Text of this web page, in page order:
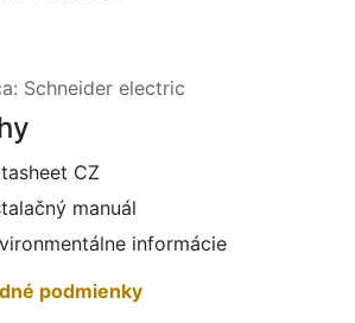
Schneider electric
CZ
manuál
informácie
podmienky